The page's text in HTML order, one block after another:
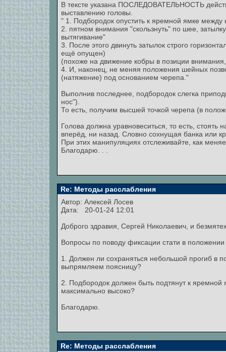
В тексте указана ПОСЛЕДОВАТЕЛЬНОСТЬ
выставлению головы.
" 1. Подбородок опустить к яремной ямке между
2. пятном внимания "скользнуть" по шее,
вытягивание"
3. После этого двинуть затылок строго
ещё опущен)
(похоже на движение кобры в позиции
4. И, наконец, не меняя положения шейных
(натяжение) под основанием черепа."
Выполнив последнее, подбородок слегка
нос").
То есть, получим высшей точкой черепа (в
Голова должна уравновеситься, то есть,
вперёд, ни назад. Словно сохнущая банка или
При этих манипуляциях отслеживайте, как
Благодарю. . .
Re: Методы расслабления
Автор: Алексей Лосев
Дата: 20-01-24 12:01
Доброго здравия, Сергей Николаевич, и
Вопросы по поводу фиксации стати в
1. Должен ли сохраняться небольшой прогиб в
выпрямляем поясницу?
2. Подбородок должен быть подтянут к
максимально высоко?
Благодарю.
Re: Методы расслабления